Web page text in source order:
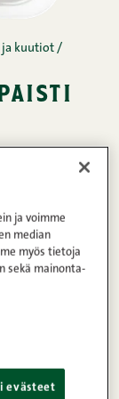
ja kuutiot /
lihaa
miedolla
ja voimme
median
myös tietoja
sekä mainonta-
evästeet